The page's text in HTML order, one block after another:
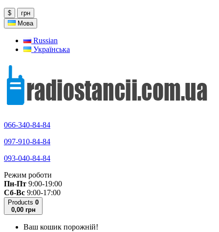
$
грн
Мова
Russian
Українська
066-340-84-84
097-910-84-84
093-040-84-84
Режим роботи
Пн-Пт 9:00-19:00
Сб-Вс 9:00-17:00
Products 0
0,00 грн
Ваш кошик порожній!